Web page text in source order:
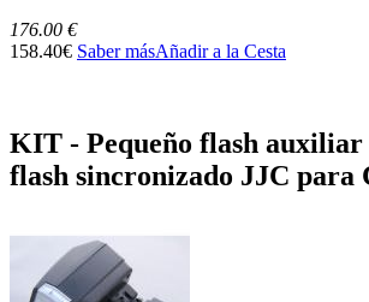
176.00 €
158.40€ Saber másAñadir a la Cesta
KIT - Pequeño flash auxiliar
flash sincronizado JJC para